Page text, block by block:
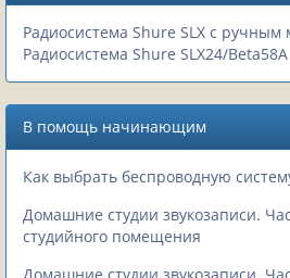
Радиосистема Shure SLX с ручным
Радиосистема Shure SLX24/Beta58A
В помощь начинающим
Как выбрать беспроводную
Домашние студии звукозаписи.
студийного помещения